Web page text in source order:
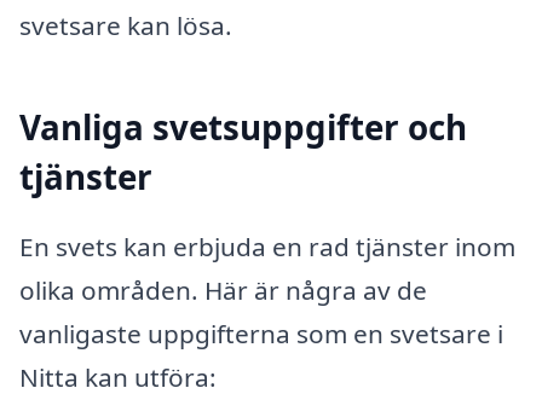
svetsare kan lösa.
Vanliga svetsuppgifter och
tjänster
En svets kan erbjuda en rad tjänster inom
olika områden. Här är några av de
vanligaste uppgifterna som en svetsare i
Nitta kan utföra: